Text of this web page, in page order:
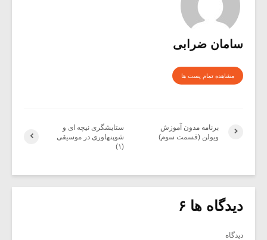
سامان ضرابی
مشاهده تمام پست ها
ستایشگری نیچه ای و
شوپنهاوری در موسیقی
(۱)
برنامه مدون آموزش
ویولن (قسمت سوم)
دیدگاه ها ۶
دیدگاه